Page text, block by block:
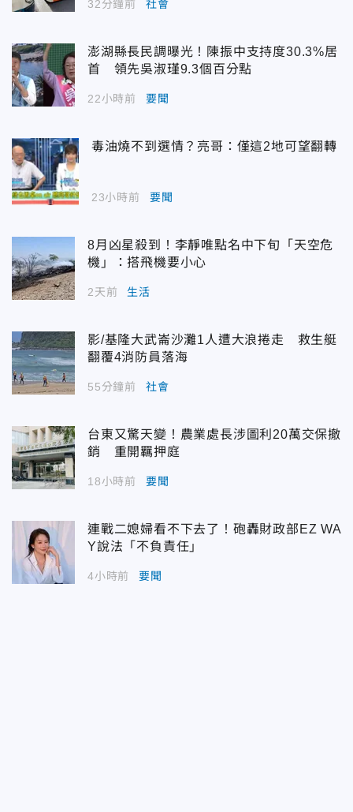
32分鐘前 社會
澎湖縣長民調曝光！陳振中支持度30.3%居
首 領先吳淑瑾9.3個百分點
22小時前 要聞
毒油燒不到選情？亮哥：僅這2地可望翻轉
23小時前 要聞
8月凶星殺到！李靜唯點名中下旬「天空危
機」：搭飛機要小心
2天前 生活
影/基隆大武崙沙灘1人遭大浪捲走 救生艇
翻覆4消防員落海
55分鐘前 社會
台東又驚天變！農業處長涉圖利20萬交保撤
銷 重開羈押庭
18小時前 要聞
連戰二媳婦看不下去了！砲轟財政部EZ WA
Y說法「不負責任」
4小時前 要聞